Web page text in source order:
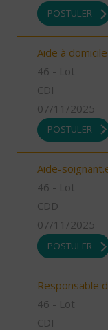
POSTULER
Aide à
46 - Lot
CDI
07/11/2025
POSTULER
Aide-
46 - Lot
CDD
07/11/2025
POSTULER
Responsable
46 - Lot
CDI